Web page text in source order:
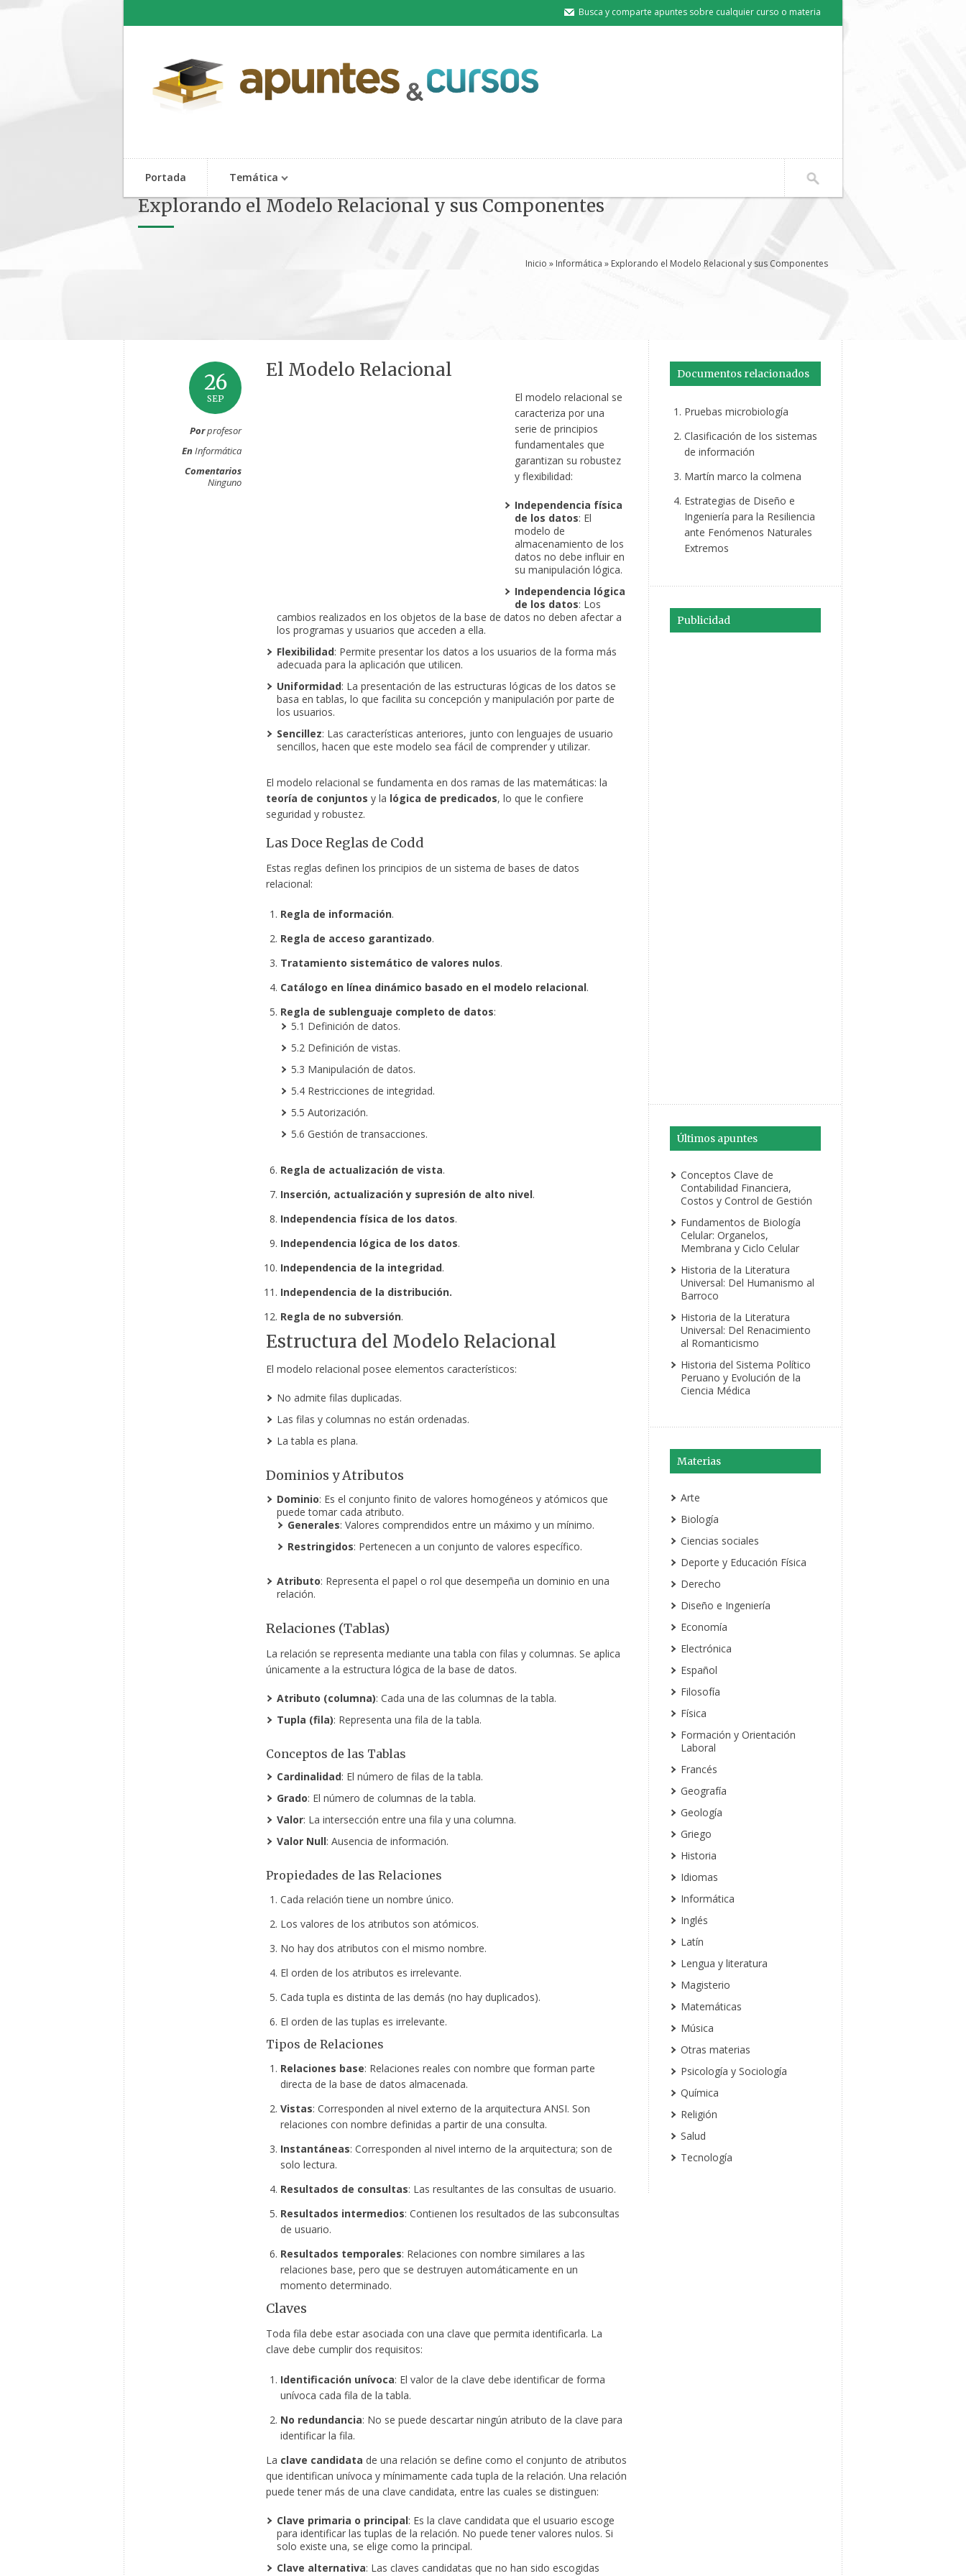
Busca y comparte apuntes sobre cualquier curso o materia
Portada Temática
Explorando el Modelo Relacional y sus Componentes
Inicio » Informática » Explorando el Modelo Relacional y sus Componentes
26
SEP
Porprofesor
EnInformática
Comentarios
Ninguno
El Modelo Relacional
El modelo relacional se
caracteriza por una
serie de principios
fundamentales que
garantizan su robustez
y flexibilidad:
Independencia física
de los datos: El
modelo de
almacenamiento de los
datos no debe influir en
su manipulación lógica.
Independencia lógica
de los datos: Los
cambios realizados en los objetos de la base de datos no deben afectar a
los programas y usuarios que acceden a ella.
Flexibilidad: Permite presentar los datos a los usuarios de la forma más
adecuada para la aplicación que utilicen.
Uniformidad: La presentación de las estructuras lógicas de los datos se
basa en tablas, lo que facilita su concepción y manipulación por parte de
los usuarios.
Sencillez: Las características anteriores, junto con lenguajes de usuario
sencillos, hacen que este modelo sea fácil de comprender y utilizar.
El modelo relacional se fundamenta en dos ramas de las matemáticas: la
teoría de conjuntos y la lógica de predicados, lo que le confiere
seguridad y robustez.
Las Doce Reglas de Codd
Estas reglas definen los principios de un sistema de bases de datos
relacional:
Regla de información.
Regla de acceso garantizado.
Tratamiento sistemático de valores nulos.
Catálogo en línea dinámico basado en el modelo relacional.
Regla de sublenguaje completo de datos:
5.1 Definición de datos.
5.2 Definición de vistas.
5.3 Manipulación de datos.
5.4 Restricciones de integridad.
5.5 Autorización.
5.6 Gestión de transacciones.
Regla de actualización de vista.
Inserción, actualización y supresión de alto nivel.
Independencia física de los datos.
Independencia lógica de los datos.
Independencia de la integridad.
Independencia de la distribución.
Regla de no subversión.
Estructura del Modelo Relacional
El modelo relacional posee elementos característicos:
No admite filas duplicadas.
Las filas y columnas no están ordenadas.
La tabla es plana.
Dominios y Atributos
Dominio: Es el conjunto finito de valores homogéneos y atómicos que
puede tomar cada atributo.
Generales: Valores comprendidos entre un máximo y un mínimo.
Restringidos: Pertenecen a un conjunto de valores específico.
Atributo: Representa el papel o rol que desempeña un dominio en una
relación.
Relaciones (Tablas)
La relación se representa mediante una tabla con filas y columnas. Se aplica
únicamente a la estructura lógica de la base de datos.
Atributo (columna): Cada una de las columnas de la tabla.
Tupla (fila): Representa una fila de la tabla.
Conceptos de las Tablas
Cardinalidad: El número de filas de la tabla.
Grado: El número de columnas de la tabla.
Valor: La intersección entre una fila y una columna.
Valor Null: Ausencia de información.
Propiedades de las Relaciones
Cada relación tiene un nombre único.
Los valores de los atributos son atómicos.
No hay dos atributos con el mismo nombre.
El orden de los atributos es irrelevante.
Cada tupla es distinta de las demás (no hay duplicados).
El orden de las tuplas es irrelevante.
Tipos de Relaciones
Relaciones base: Relaciones reales con nombre que forman parte
directa de la base de datos almacenada.
Vistas: Corresponden al nivel externo de la arquitectura ANSI. Son
relaciones con nombre definidas a partir de una consulta.
Instantáneas: Corresponden al nivel interno de la arquitectura; son de
solo lectura.
Resultados de consultas: Las resultantes de las consultas de usuario.
Resultados intermedios: Contienen los resultados de las subconsultas
de usuario.
Resultados temporales: Relaciones con nombre similares a las
relaciones base, pero que se destruyen automáticamente en un
momento determinado.
Claves
Toda fila debe estar asociada con una clave que permita identificarla. La
clave debe cumplir dos requisitos:
Identificación unívoca: El valor de la clave debe identificar de forma
unívoca cada fila de la tabla.
No redundancia: No se puede descartar ningún atributo de la clave para
identificar la fila.
La clave candidata de una relación se define como el conjunto de atributos
que identifican unívoca y mínimamente cada tupla de la relación. Una relación
puede tener más de una clave candidata, entre las cuales se distinguen:
Clave primaria o principal: Es la clave candidata que el usuario escoge
para identificar las tuplas de la relación. No puede tener valores nulos. Si
solo existe una, se elige como la principal.
Clave alternativa: Las claves candidatas que no han sido escogidas
Documentos relacionados
Pruebas microbiología
Clasificación de los sistemas
de información
Martín marco la colmena
Estrategias de Diseño e
Ingeniería para la Resiliencia
ante Fenómenos Naturales
Extremos
Publicidad
Últimos apuntes
Conceptos Clave de
Contabilidad Financiera,
Costos y Control de Gestión
Fundamentos de Biología
Celular: Organelos,
Membrana y Ciclo Celular
Historia de la Literatura
Universal: Del Humanismo al
Barroco
Historia de la Literatura
Universal: Del Renacimiento
al Romanticismo
Historia del Sistema Político
Peruano y Evolución de la
Ciencia Médica
Materias
Arte
Biología
Ciencias sociales
Deporte y Educación Física
Derecho
Diseño e Ingeniería
Economía
Electrónica
Español
Filosofía
Física
Formación y Orientación
Laboral
Francés
Geografía
Geología
Griego
Historia
Idiomas
Informática
Inglés
Latín
Lengua y literatura
Magisterio
Matemáticas
Música
Otras materias
Psicología y Sociología
Química
Religión
Salud
Tecnología